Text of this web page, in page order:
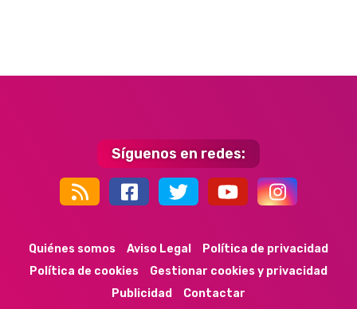
Síguenos en redes:
Quiénes somos Aviso Legal
Política de privacidad
Política de cookies
Gestionar cookies y privacidad
Publicidad
Contactar